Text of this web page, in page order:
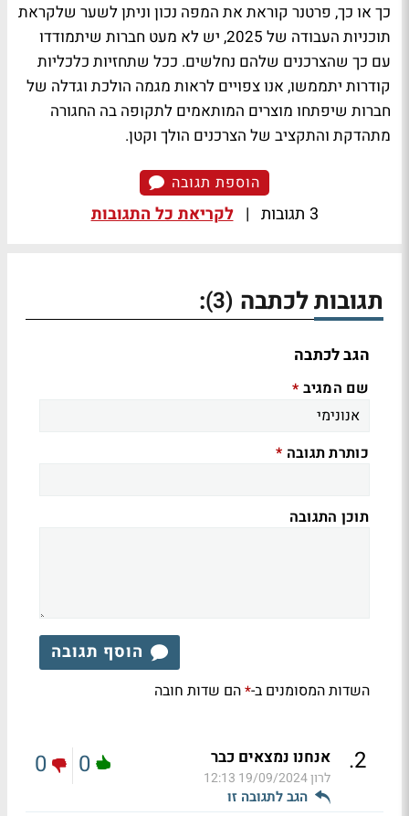
כך או כך, פרטנר קוראת את המפה נכון וניתן לשער שלקראת
תוכניות העבודה של 2025, יש לא מעט חברות שיתמודדו
עם כך שהצרכנים שלהם נחלשים. ככל שתחזיות כלכליות
קודרות יתממשו, אנו צפויים לראות מגמה הולכת וגדלה של
חברות שיפתחו מוצרים המותאמים לתקופה בה החגורה
מתהדקת והתקציב של הצרכנים הולך וקטן.
הוספת תגובה
3 תגובות | לקריאת כל התגובות
תגובות לכתבה (3)
:
הגב לכתבה
שם המגיב *
כותרת תגובה *
תוכן התגובה
הוסף תגובה
השדות המסומנים ב-*הם שדות חובה
2
. אנחנו נמצאים כבר
לרון19/09/2024 12:13
הגב לתגובה זו
0
0